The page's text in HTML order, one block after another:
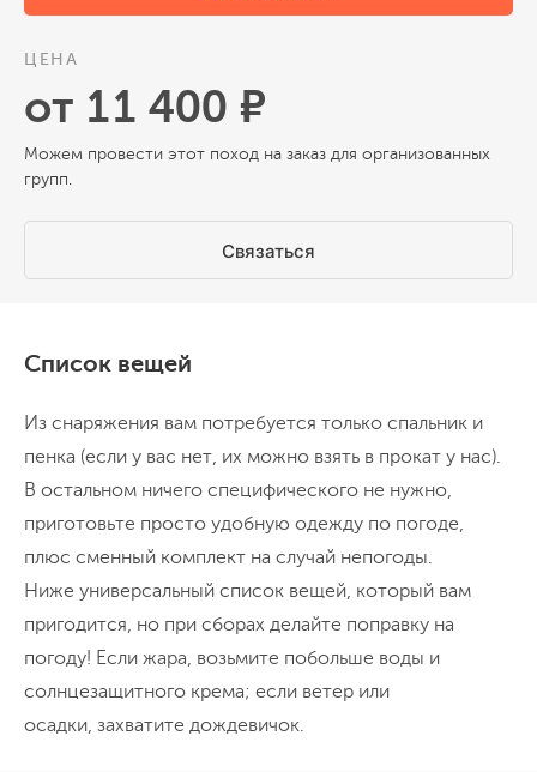
ЦЕНА
от 11 400 ₽
Можем провести этот поход на заказ для организованных
групп.
Связаться
Список вещей
Из снаряжения вам потребуется только спальник и
пенка (если у вас нет, их можно взять в прокат у нас).
В остальном ничего специфического не нужно,
приготовьте просто удобную одежду по погоде,
плюс сменный комплект на случай непогоды.
Ниже универсальный список вещей, который вам
пригодится, но при сборах делайте поправку на
погоду! Если жара, возьмите побольше воды и
солнцезащитного крема; если ветер или
осадки, захватите дождевичок.